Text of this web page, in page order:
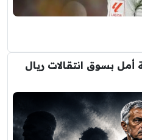
بسوق انتقالات ريال